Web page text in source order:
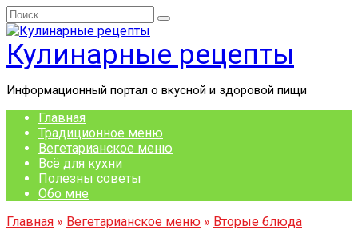
Перейти
к
содержанию
Search
for:
Кулинарные рецепты
Информационный портал о вкусной и здоровой пищи
Главная
Традиционное меню
Вегетарианское меню
Всё для кухни
Полезны советы
Обо мне
Главная » Вегетарианское меню » Вторые блюда